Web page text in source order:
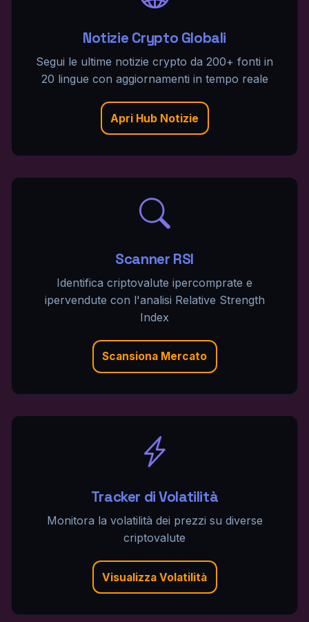
Notizie Crypto Globali
Segui le ultime notizie crypto da 200+ fonti in
20 lingue con aggiornamenti in tempo reale
Apri Hub Notizie
Scanner RSI
Identifica criptovalute ipercomprate e
ipervendute con l'analisi Relative Strength
Index
Scansiona Mercato
Tracker di Volatilità
Monitora la volatilità dei prezzi su diverse
criptovalute
Visualizza Volatilità